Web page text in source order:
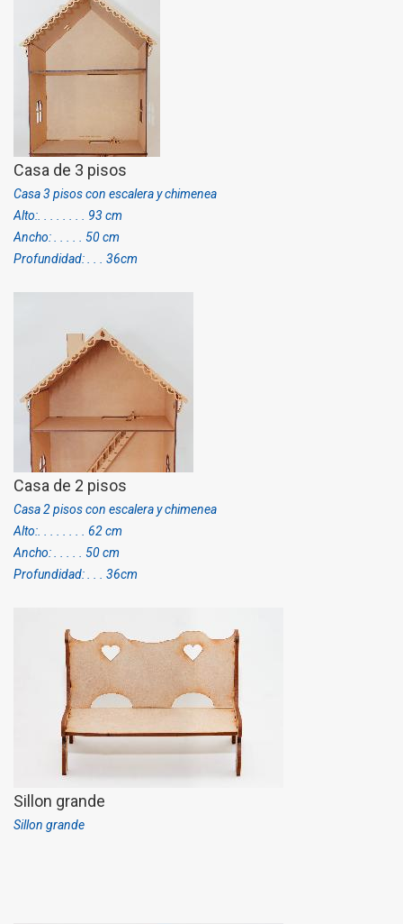
Casa de 3 pisos
Casa 3 pisos con escalera y chimenea
Alto:. . . . . . . . 93 cm
Ancho: . . . . . 50 cm
Profundidad: . . . 36cm
Casa de 2 pisos
Casa 2 pisos con escalera y chimenea
Alto:. . . . . . . . 62 cm
Ancho: . . . . . 50 cm
Profundidad: . . . 36cm
Sillon grande
Sillon grande